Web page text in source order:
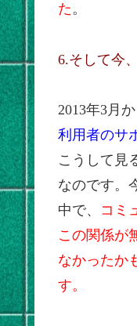
た。
6.そして今
2013年3月か
利用者のサ
こうして見
なのです。
中で、 コミ
この関係が
なかったか
す。